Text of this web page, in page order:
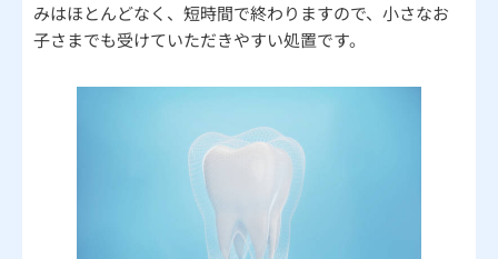
みはほとんどなく、短時間で終わりますので、小さなお
子さまでも受けていただきやすい処置です。